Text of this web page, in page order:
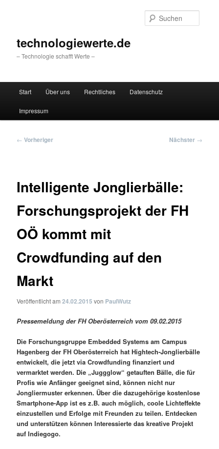
technologiewerte.de
– Technologie schafft Werte –
Start Über uns Rechtliches Datenschutz
Impressum
Beitragsnavigation
← Vorheriger Nächster →
Intelligente Jonglierbälle:
Forschungsprojekt der FH
OÖ kommt mit
Crowdfunding auf den
Markt
Veröffentlicht am24.02.2015 von PaulWutz
Pressemeldung der FH Oberösterreich vom 09.02.2015
Die Forschungsgruppe Embedded Systems am Campus
Hagenberg der FH Oberösterreich hat Hightech-Jonglierbälle
entwickelt, die jetzt via Crowdfunding finanziert und
vermarktet werden. Die „Juggglow“ getauften Bälle, die für
Profis wie Anfänger geeignet sind, können nicht nur
Jongliermuster erkennen. Über die dazugehörige kostenlose
Smartphone-App ist es z.B. auch möglich, coole Lichteffekte
einzustellen und Erfolge mit Freunden zu teilen. Entdecken
und unterstützen können Interessierte das kreative Projekt
auf Indiegogo.